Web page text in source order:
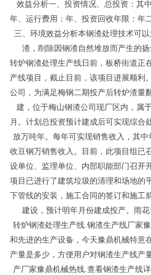
效益分析一、投资情况、总投资：其
年、运行费用：年、投资回收年限：年
三、环境效益分析本钢渣处理技术可
渣，削除因钢渣自然堆放而产生的扬
转炉钢渣处理生产线日前，板桥街道正
产线项目，截止目前，该项目进展顺利
公司，为满足梅钢二期投产后转炉渣量
建，位于梅山钢渣公司现厂区内，属
月。计划总投资预计建成后可实现综合
放万吨年。每年可实现销售收入，其
收豆钢万销售收入。目前，此项目组已
设单位、监理单位、内部职能部门召开
项目已进行了建筑垃圾的清理和场地的
下管线的安装，施工合同的签订和施工
建设，预计明年月份建成投产。雨
转炉钢渣处理生产线.钢渣生产线厂家
和先进的生产设备，今天豫鼎机械特意
产量是多少，方便用户对钢渣生产线产
产厂家豫鼎机械热线.查看钢渣生产线